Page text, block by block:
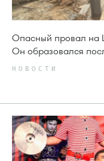
Опасный провал на
Он образовался
НОВОСТИ